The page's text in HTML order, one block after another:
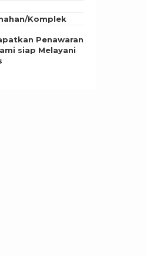
Komplek
Penawaran
siap Melayani